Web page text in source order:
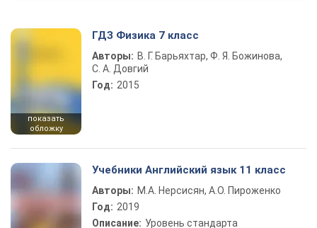
показать
обложку
ГДЗ Физика 7 класс
Авторы: В. Г. Барьяхтар, Ф. Я. Божинова,
С. А. Довгий
Год: 2015
Учебники Английский язык 11 класс
Авторы: М.А. Нерсисян, А.О. Пироженко
Год: 2019
Описание: Уровень стандарта